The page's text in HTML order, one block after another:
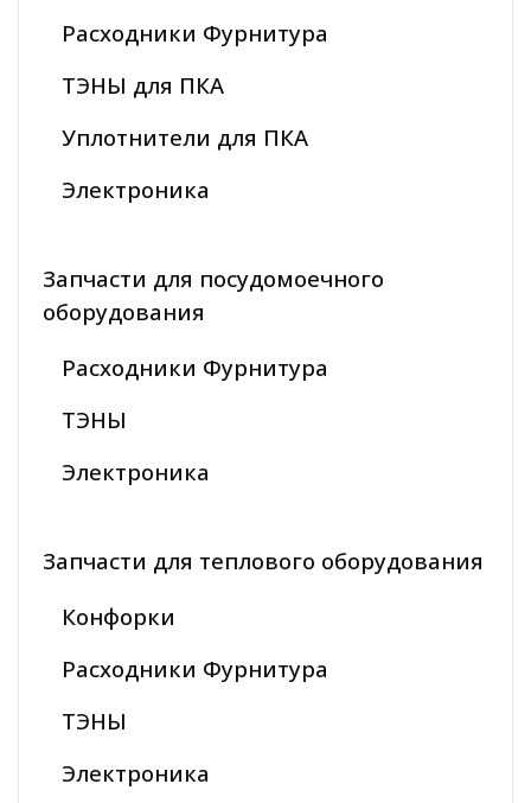
Расходники Фурнитура
ТЭНЫ для ПКА
Уплотнители для ПКА
Электроника
Запчасти для посудомоечного
оборудования
Расходники Фурнитура
ТЭНЫ
Электроника
Запчасти для теплового оборудования
Конфорки
Расходники Фурнитура
ТЭНЫ
Электроника